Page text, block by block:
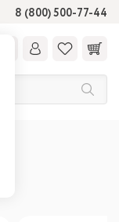
8 (800) 500-77-44